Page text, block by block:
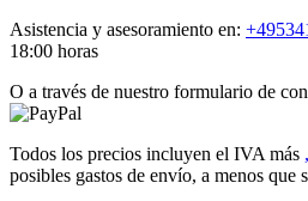
Asistencia y asesoramiento en:
18:00 horas
O a través de nuestro formulario de
Todos los precios incluyen el IVA más
posibles gastos de envío, a menos que